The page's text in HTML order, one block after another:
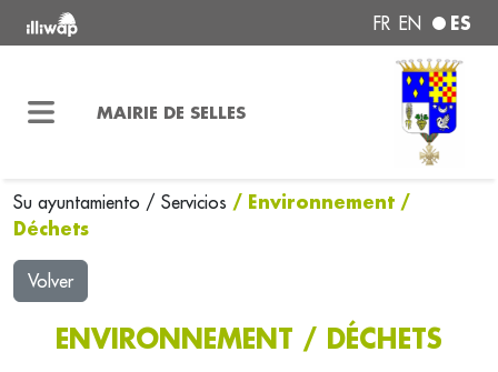
FR EN ES
MAIRIE DE SELLES
Su ayuntamiento / Servicios / Environnement /
Déchets
Volver
ENVIRONNEMENT / DÉCHETS